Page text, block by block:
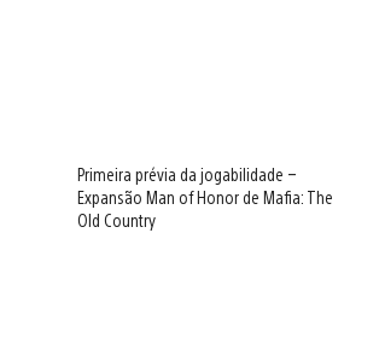
Primeira prévia da jogabilidade –
Expansão Man of Honor de Mafia: The
Old Country